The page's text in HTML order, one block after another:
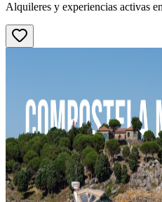
Alquileres y experiencias activas